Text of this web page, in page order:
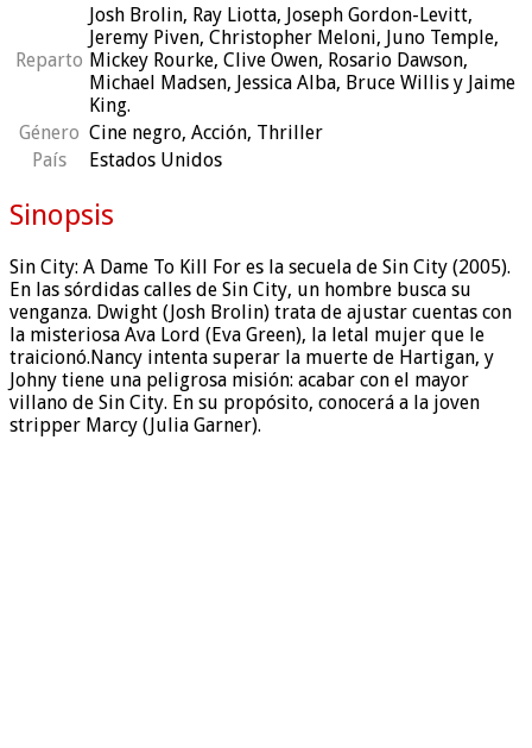
Reparto
Josh Brolin, Ray Liotta, Joseph Gordon-Levitt,
Jeremy Piven, Christopher Meloni, Juno Temple,
Mickey Rourke, Clive Owen, Rosario Dawson,
Michael Madsen, Jessica Alba, Bruce Willis y Jaime
King.
Género Cine negro, Acción, Thriller
País
Estados Unidos
Sinopsis
Sin City: A Dame To Kill For es la secuela de Sin City (2005).
En las sórdidas calles de Sin City, un hombre busca su
venganza. Dwight (Josh Brolin) trata de ajustar cuentas con
la misteriosa Ava Lord (Eva Green), la letal mujer que le
traicionó.Nancy intenta superar la muerte de Hartigan, y
Johny tiene una peligrosa misión: acabar con el mayor
villano de Sin City. En su propósito, conocerá a la joven
stripper Marcy (Julia Garner).